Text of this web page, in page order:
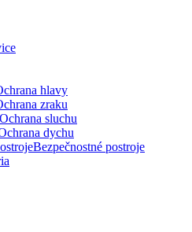
hlavy
zraku
Ochrana sluchu
dychu
Bezpečnostné postroje